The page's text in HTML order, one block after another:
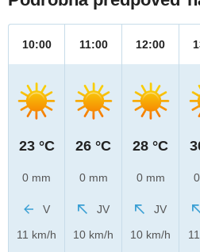
10:00
23 °C
0 mm
V
11 km/h
11:00
26 °C
0 mm
JV
10 km/h
12:00
28 °C
0 mm
JV
10 km/h